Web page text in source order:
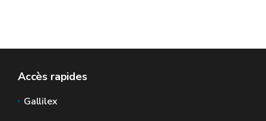
Accès rapides
Gallilex